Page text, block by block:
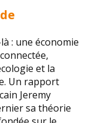
: une économie
et la
Un rapport
Jeremy
sa théorie